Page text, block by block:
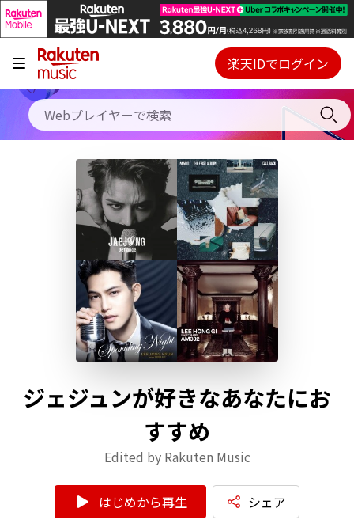
キャンペーン
料金プラン
使い方
初回30日間無料お試し
Webプレイヤー
ご契約内容の確認・変更
楽天IDでログイン
ジェジュンが好きなあなたにお
すすめ
Edited by Rakuten Music
はじめから再生 シェア